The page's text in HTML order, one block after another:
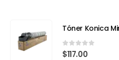
0out of 5
$117.00